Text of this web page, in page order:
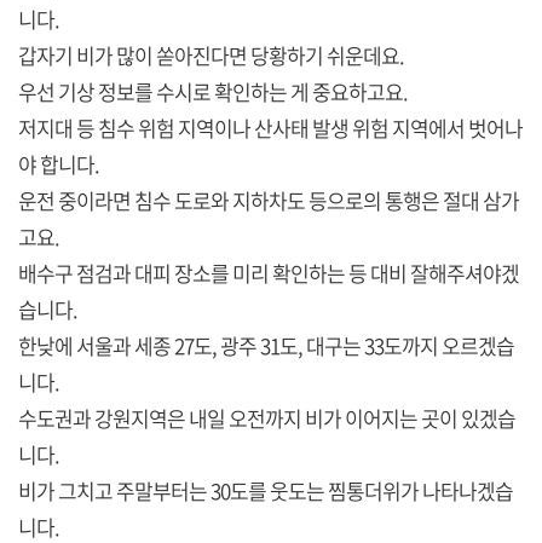
니다.
갑자기 비가 많이 쏟아진다면 당황하기 쉬운데요.
우선 기상 정보를 수시로 확인하는 게 중요하고요.
저지대 등 침수 위험 지역이나 산사태 발생 위험 지역에서 벗어나
야 합니다.
운전 중이라면 침수 도로와 지하차도 등으로의 통행은 절대 삼가
고요.
배수구 점검과 대피 장소를 미리 확인하는 등 대비 잘해주셔야겠
습니다.
한낮에 서울과 세종 27도, 광주 31도, 대구는 33도까지 오르겠습
니다.
수도권과 강원지역은 내일 오전까지 비가 이어지는 곳이 있겠습
니다.
비가 그치고 주말부터는 30도를 웃도는 찜통더위가 나타나겠습
니다.